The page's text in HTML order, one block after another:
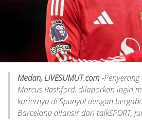
Medan, LIVESUMUT.com-
Marcus Rashford, dilaporkan ingin
kariernya di Spanyol dengan
Barcelona dilansir dari talkSPORT,